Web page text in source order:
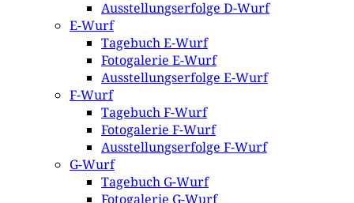
Ausstellungserfolge D-Wurf
E-Wurf
Tagebuch E-Wurf
Fotogalerie E-Wurf
Ausstellungserfolge E-Wurf
F-Wurf
Tagebuch F-Wurf
Fotogalerie F-Wurf
Ausstellungserfolge F-Wurf
G-Wurf
Tagebuch G-Wurf
Fotogalerie G-Wurf